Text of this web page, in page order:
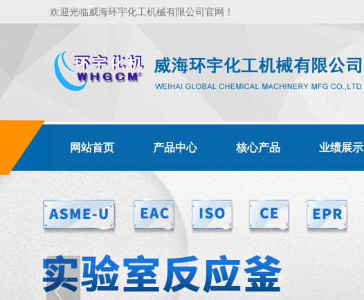
欢迎光临威海环宇化工机械有限公司官网！
网站首页 产品中心 核心产品 业绩展示